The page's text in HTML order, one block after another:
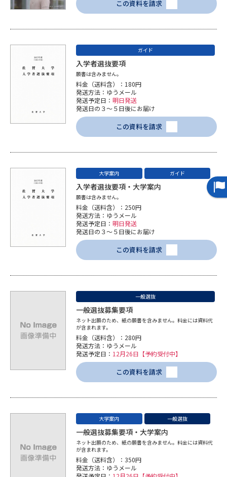
この資料を請求
ガイド
入学者選抜要項
願書は含みません。
料金（送料含）：180円
発送方法：ゆうメール
発送予定日： 明日発送
発送日の３～５日後にお届け
この資料を請求
大学案内 ガイド
入学者選抜要項・大学案内
願書は含みません。
料金（送料含）：250円
発送方法：ゆうメール
発送予定日： 明日発送
発送日の３～５日後にお届け
この資料を請求
一般選抜
一般選抜募集要項
ネット出願のため、紙の願書を含みません。料金には資料代
が含まれます。
料金（送料含）：280円
発送方法：ゆうメール
発送予定日： 12月26日【予約受付中】
この資料を請求
大学案内 一般選抜
一般選抜募集要項・大学案内
ネット出願のため、紙の願書を含みません。料金には資料代
が含まれます。
料金（送料含）：350円
発送方法：ゆうメール